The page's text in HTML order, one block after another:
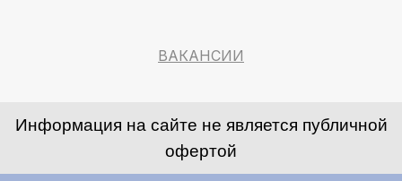
ВАКАНСИИ
Информация на сайте не является публичной
офертой